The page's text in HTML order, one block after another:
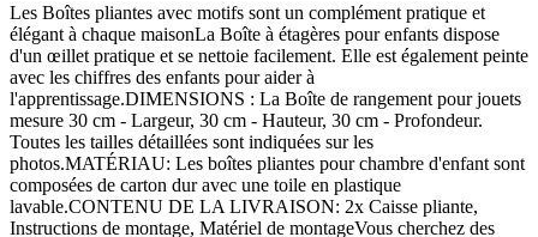
Les Boîtes pliantes avec motifs sont un complément pratique et
élégant à chaque maisonLa Boîte à étagères pour enfants dispose
d'un œillet pratique et se nettoie facilement. Elle est également peinte
avec les chiffres des enfants pour aider à
l'apprentissage.DIMENSIONS : La Boîte de rangement pour jouets
mesure 30 cm - Largeur, 30 cm - Hauteur, 30 cm - Profondeur.
Toutes les tailles détaillées sont indiquées sur les
photos.MATÉRIAU: Les boîtes pliantes pour chambre d'enfant sont
composées de carton dur avec une toile en plastique
lavable.CONTENU DE LA LIVRAISON: 2x Caisse pliante,
Instructions de montage, Matériel de montageVous cherchez des